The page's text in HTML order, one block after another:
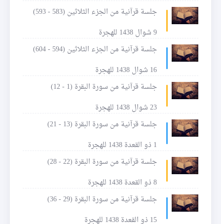
جلسة قرآنية من الجزء الثلاثين (583 - 593)
9 شوال 1438 للهجرة
جلسة قرآنية من الجزء الثلاثين (594 - 604)
16 شوال 1438 للهجرة
جلسة قرآنية من سورة البقرة (1 - 12)
23 شوال 1438 للهجرة
جلسة قرآنية من سورة البقرة (13 - 21)
1 ذو القعدة 1438 للهجرة
جلسة قرآنية من سورة البقرة (22 - 28)
8 ذو القعدة 1438 للهجرة
جلسة قرآنية من سورة البقرة (29 - 36)
15 ذو القعدة 1438 للهجرة